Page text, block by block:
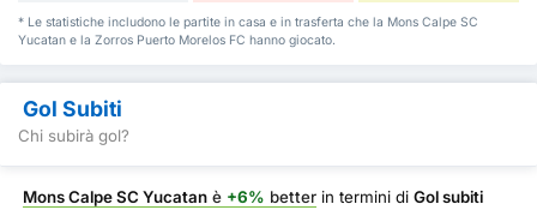
* Le statistiche includono le partite in casa e in trasferta che la Mons Calpe SC
Yucatan e la Zorros Puerto Morelos FC hanno giocato.
Gol Subiti
Chi subirà gol?
Mons Calpe SC Yucatan è +6% better in termini di Gol subiti